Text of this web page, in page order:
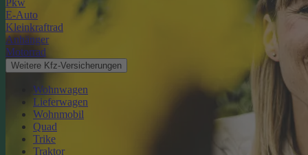
Pkw
E-Auto
Kleinkraftrad
Anhänger
Motorrad
Weitere Kfz-Versicherungen
Wohnwagen
Lieferwagen
Wohnmobil
Quad
Trike
Traktor